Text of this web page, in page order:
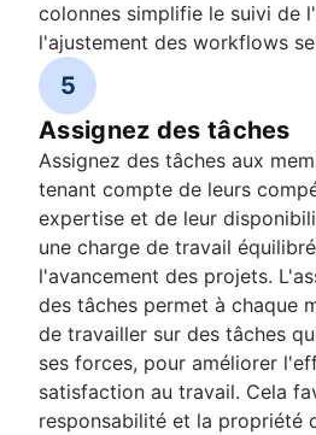
colonnes simplifie le suivi de
l'ajustement des workflows
5
Assignez des tâches
Assignez des tâches aux
tenant compte de leurs
expertise et de leur
une charge de travail
l'avancement des projets.
des tâches permet à chaque
de travailler sur des tâches
ses forces, pour améliorer
satisfaction au travail. Cela
responsabilité et la propriété